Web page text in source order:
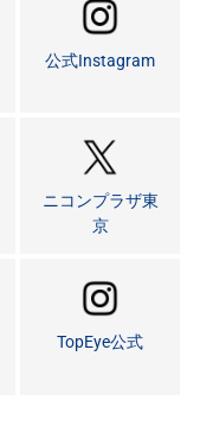
公式Instagram
ニコンプラザ東
京
TopEye公式